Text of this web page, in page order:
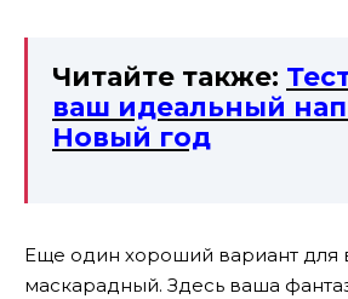
Читайте также:
ваш идеальный
Новый год
Еще один хороший вариант для
маскарадный. Здесь ваша